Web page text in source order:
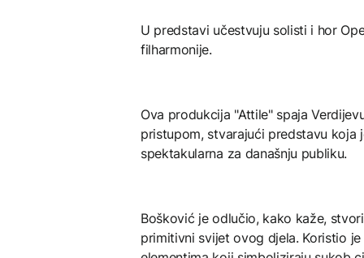
U predstavi učestvuju solisti i hor
filharmonije.
Ova produkcija "Attile" spaja
pristupom, stvarajući predstavu koja
spektakularna za današnju publiku.
Bošković je odlučio, kako kaže,
primitivni svijet ovog djela. Koristio